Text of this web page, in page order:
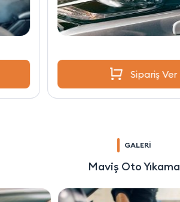
Sipariş Ver
GALERİ
Maviş Oto Yıkama